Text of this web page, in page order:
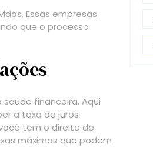
Essas empresas
que o processo
financeira. Aqui
a taxa de juros
tem o direito de
máximas que podem